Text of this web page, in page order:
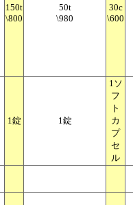
150t
\800
50t
\980
30c
\600
1錠 1錠
1ソ
フ
ト
カ
プ
セ
ル